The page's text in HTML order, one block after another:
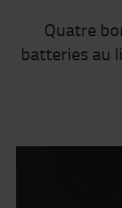
Quatre
batteries au